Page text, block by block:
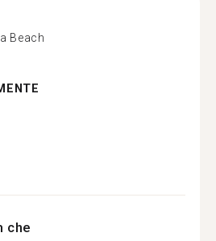
Beach
che